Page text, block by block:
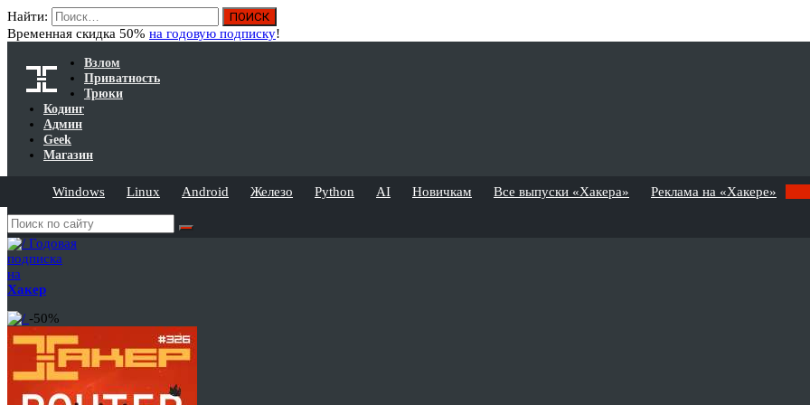
Найти:
Временная скидка 50% на годовую подписку!
Взлом
Приватность
Трюки
Кодинг
Админ
Geek
Магазин
Windows Linux Android Железо Python AI Новичкам Все выпуски «Хакера» Реклама на «Хакере»
Годовая
подписка
на
Хакер
-50%